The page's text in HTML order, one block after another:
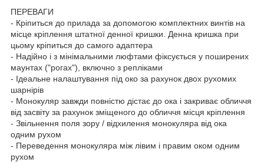
ПЕРЕВАГИ
- Кріпиться до прилада за допомогою комплектних винтів на
місце кріплення штатної денної кришки. Денна кришка при
цьому кріпиться до самого адаптера
- Надійно і з мінімальними люфтами фіксується у поширених
маунтах ("рогах"), включно з репліками
- Ідеальне налаштування під око за рахунок двох рухомих
шарнірів
- Монокуляр завжди повністю дістає до ока і закриває обличчя
від засвіту за рахунок зміщеного до обличчя місця кріплення
- Звільнення поля зору / відхилення монокуляра від ока
одним рухом
- Переведення монокуляра між лівим і правим оком одним
рухом